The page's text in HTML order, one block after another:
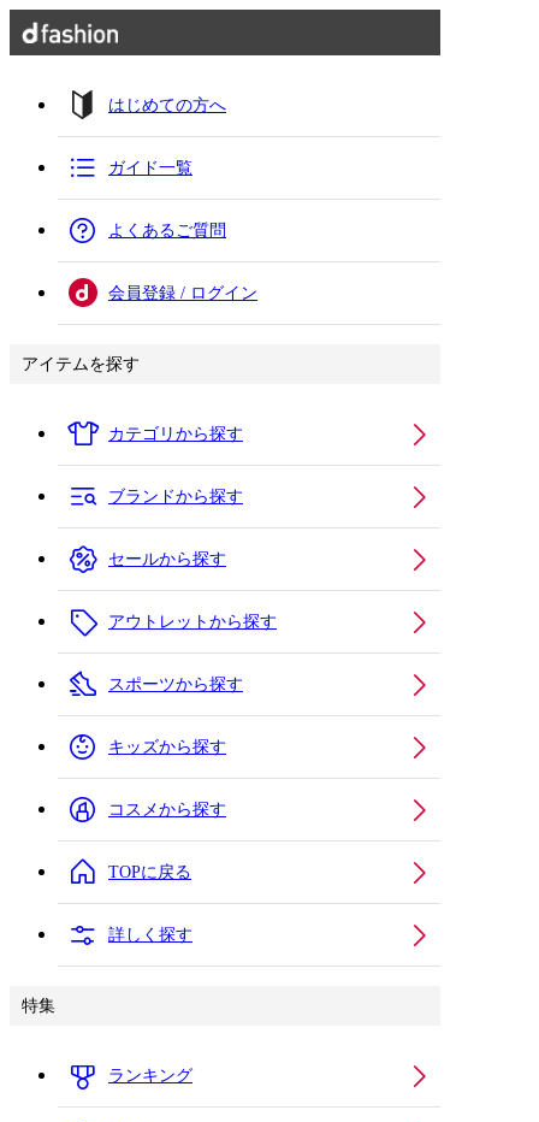
はじめての方へ
ガイド一覧
よくあるご質問
会員登録 / ログイン
アイテムを探す
カテゴリから探す
ブランドから探す
セールから探す
アウトレットから探す
スポーツから探す
キッズから探す
コスメから探す
TOPに戻る
詳しく探す
特集
ランキング